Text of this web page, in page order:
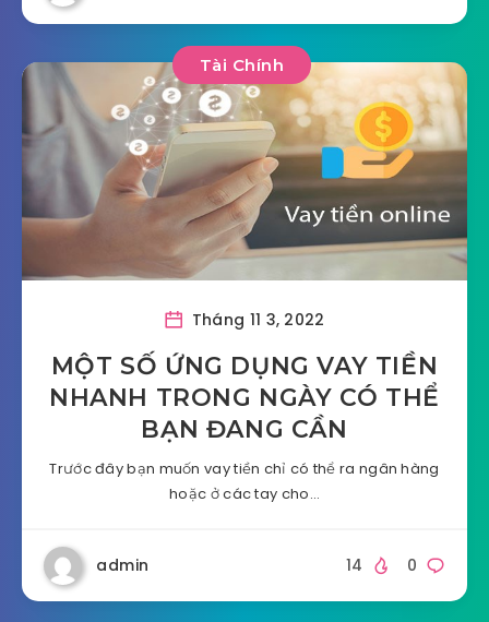
Tài Chính
Tháng 11 3, 2022
MỘT SỐ ỨNG DỤNG VAY TIỀN
NHANH TRONG NGÀY CÓ THỂ
BẠN ĐANG CẦN
Trước đây bạn muốn vay tiền chỉ có thể ra ngân hàng
hoặc ở các tay cho…
admin 0
14